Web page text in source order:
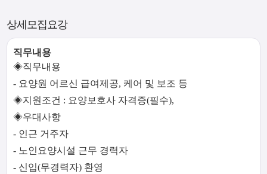
상세모집요강
직무내용
◈직무내용
- 요양원 어르신 급여제공, 케어 및 보조 등
◈지원조건 : 요양보호사 자격증(필수),
◈우대사항
- 인근 거주자
- 노인요양시설 근무 경력자
- 신입(무경력자) 환영